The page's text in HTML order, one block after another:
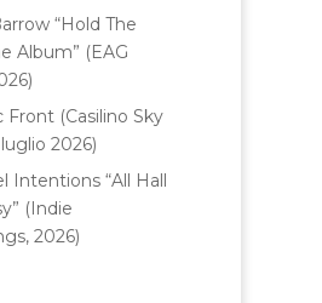
“Hold The
Album” (EAG
Front (Casilino Sky
2026)
Intentions “All Hall
(Indie
2026)